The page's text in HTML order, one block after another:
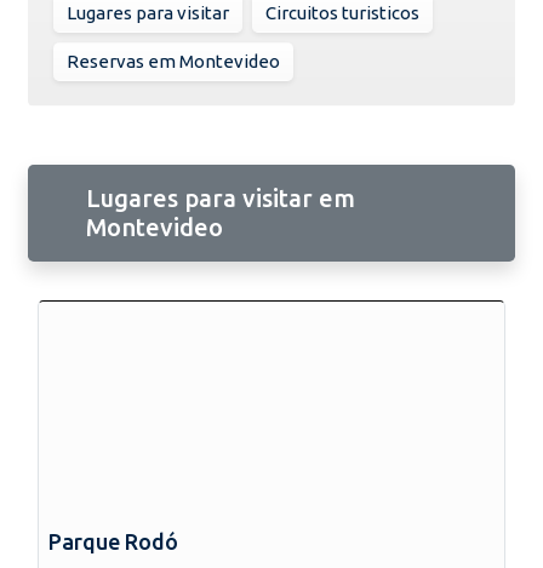
Lugares para visitar Circuitos turisticos
Reservas em Montevideo
Lugares para visitar em
Montevideo
Parque Rodó